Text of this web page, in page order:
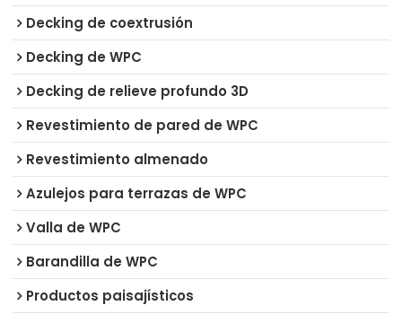
Decking de coextrusión
Decking de WPC
Decking de relieve profundo 3D
Revestimiento de pared de WPC
Revestimiento almenado
Azulejos para terrazas de WPC
Valla de WPC
Barandilla de WPC
Productos paisajísticos